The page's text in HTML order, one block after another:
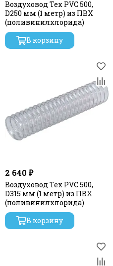
Воздуховод Tex PVC 500,
D250 мм (1 метр) из ПВХ
(поливинилхлорида)
В корзину
2 640 ₽
Воздуховод Tex PVC 500,
D315 мм (1 метр) из ПВХ
(поливинилхлорида)
В корзину